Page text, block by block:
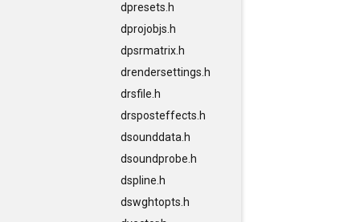
dpresets.h
dprojobjs.h
dpsrmatrix.h
drendersettings.h
drsfile.h
drsposteffects.h
dsounddata.h
dsoundprobe.h
dspline.h
dswghtopts.h